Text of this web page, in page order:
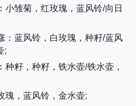
：小雏菊，红玫瑰，蓝风铃/向日
：蓝风铃，白玫瑰，种籽/蓝风
;
种籽，种籽，铁水壶/铁水壶，
瑰，蓝风铃，金水壶;